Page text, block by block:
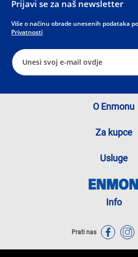
Prijavi se za naš newsletter
Više o načinu obrade unesenih podataka
Privatnosti
O Enmonu
Za kupce
Usluge
Info
Prati nas